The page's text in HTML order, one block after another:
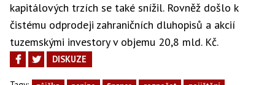
kapitálových trzích se také snížil. Rovněž došlo k
čistému odprodeji zahraničních dluhopisů a akcií
tuzemskými investory v objemu 20,8 mld. Kč.
DISKUZE